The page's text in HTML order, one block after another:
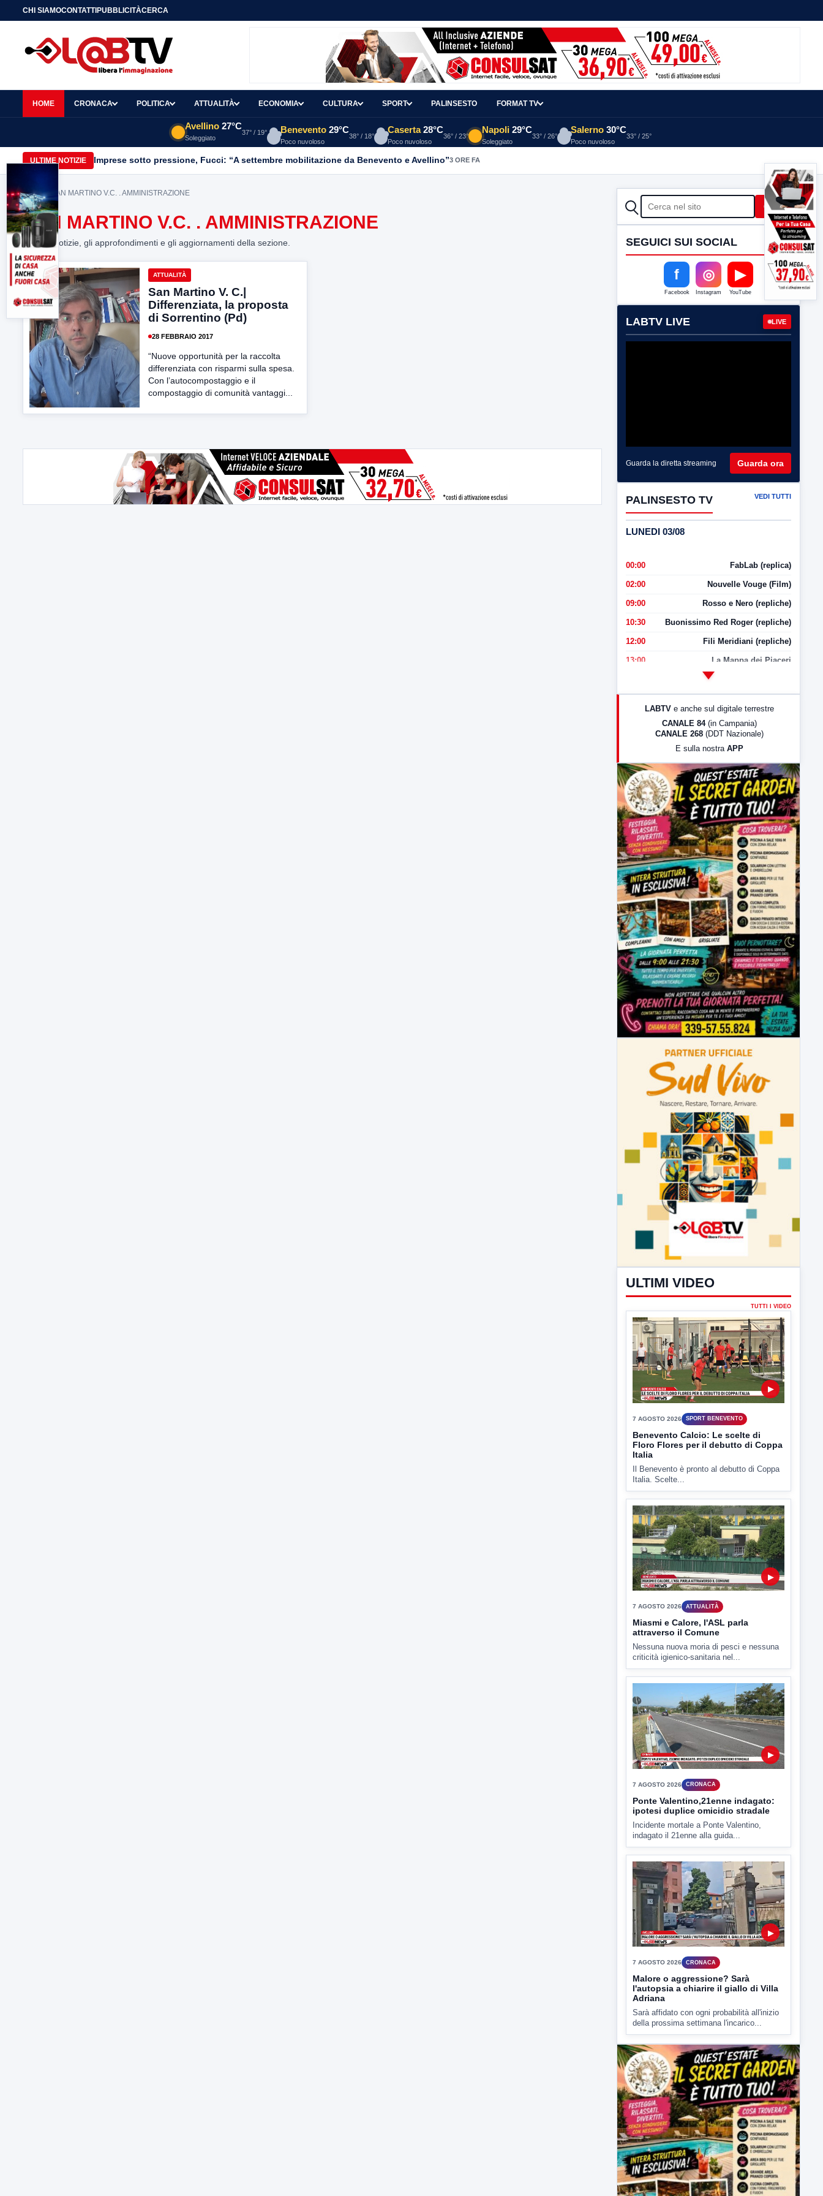
CHI SIAMOCONTATTIPUBBLICITÀCERCA
HOME CRONACA POLITICA ATTUALITÀ ECONOMIA CULTURA SPORT PALINSESTO FORMAT TV
Avellino 27°C
Soleggiato
37° / 19° Benevento 29°C
Poco nuvoloso
38° / 18°
Caserta 28°C
Poco nuvoloso
36° / 23°
Napoli 29°C
Soleggiato
33° / 26°
Salerno 30°C
Poco nuvoloso
33° / 25°
ULTIME NOTIZIE Imprese sotto pressione, Fucci: “A settembre mobilitazione da Benevento e Avellino”3 ORE FA
Home> SAN MARTINO V.C. . AMMINISTRAZIONE
SAN MARTINO V.C. . AMMINISTRAZIONE
Tutte le notizie, gli approfondimenti e gli aggiornamenti della sezione.
ATTUALITÀ
San Martino V. C.|
Differenziata, la proposta
di Sorrentino (Pd)
28 FEBBRAIO 2017
“Nuove opportunità per la raccolta
differenziata con risparmi sulla spesa.
Con l’autocompostaggio e il
compostaggio di comunità vantaggi...
CERCA Cerca
SEGUICI SUI SOCIAL
f
Facebook
◎
Instagram
▶
YouTube
LABTV LIVE LIVE
Guarda la diretta streaming Guarda ora
PALINSESTO TV VEDI TUTTI
LUNEDI 03/08
00:00 FabLab (replica)
02:00 Nouvelle Vouge (Film)
09:00 Rosso e Nero (repliche)
10:30 Buonissimo Red Roger (repliche)
12:00 Fili Meridiani (repliche)
13:00 La Mappa dei Piaceri
LabNews (Diretta)
23:00 LabNews (replica)
LABTV e anche sul digitale terrestre
CANALE 84 (in Campania)
CANALE 268 (DDT Nazionale)
E sulla nostra APP
ULTIMI VIDEO
TUTTI I VIDEO
7 AGOSTO 2026 SPORT BENEVENTO
Benevento Calcio: Le scelte di
Floro Flores per il debutto di Coppa
Il Benevento è pronto al debutto di Coppa
Italia. Scelte...
Miasmi e Calore, l'ASL parla
Nessuna nuova moria di pesci e nessuna
criticità igienico-sanitaria nel...
7 AGOSTO 2026
Ponte Valentino,21enne indagato:
ipotesi duplice omicidio stradale
Incidente mortale a Ponte Valentino,
indagato il 21enne alla guida...
7 AGOSTO 2026
Malore o aggressione? Sarà
l'autopsia a chiarire il giallo di Villa
Sarà affidato con ogni probabilità all'inizio
della prossima settimana l'incarico...